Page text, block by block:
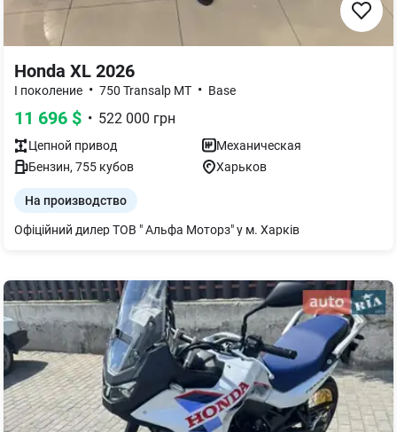
Honda XL 2026
І поколение • 750 Transalp MT • Base
11 696 $ • 522 000 грн
Цепной привод
Механическая
Бензин, 755 кубов Харьков
На производство
Офіційний дилер ТОВ " Альфа Моторз" у м. Харків